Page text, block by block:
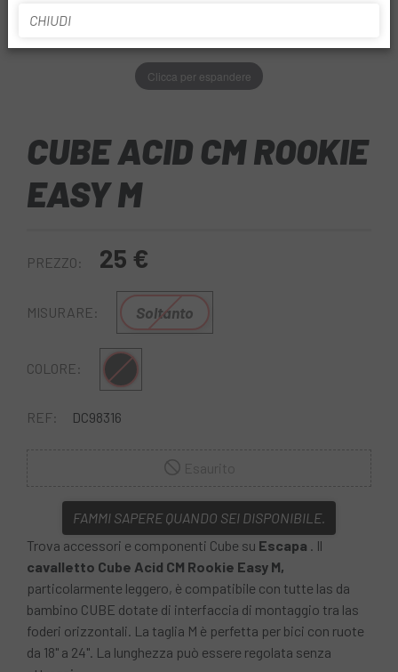
Clicca per espandere
CUBE ACID CM ROOKIE
EASY M
PREZZO: 25 €
MISURARE: Soltanto
COLORE: Nero
REF: DC98316
FAMMI SAPERE QUANDO SEI DISPONIBILE.
CHIUDI
Trova accessori e componenti Cube su Escapa . Il
cavalletto Cube Acid CM Rookie Easy M,
particolarmente leggero, è compatibile con tutte las da
bambino CUBE dotate di interfaccia di montaggio tra las
foderi orizzontali. La taglia M è perfetta per bici con ruote
da 18" a 24". La lunghezza può essere regolata senza